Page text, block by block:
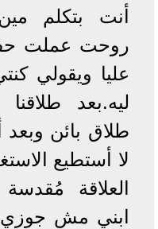
أنت بتكلم
روحت عملت
عليا ويقولي
ليه.بعد
طلاق بائن
لا أستطيع
العلاقة
ابني مش